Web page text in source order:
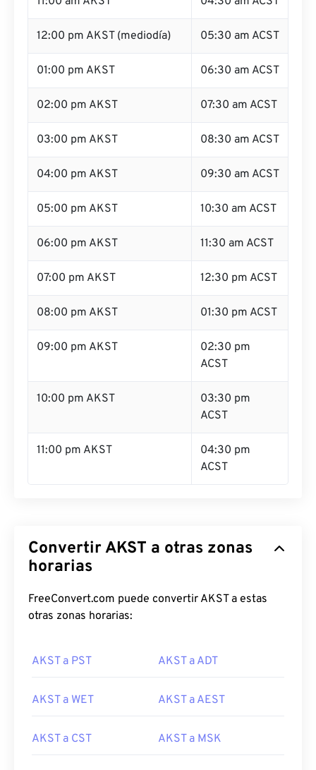
12:00 pm AKST (mediodía) 05:30 am ACST
01:00 pm AKST 06:30 am ACST
02:00 pm AKST 07:30 am ACST
03:00 pm AKST 08:30 am ACST
04:00 pm AKST 09:30 am ACST
05:00 pm AKST 10:30 am ACST
06:00 pm AKST 11:30 am ACST
07:00 pm AKST 12:30 pm ACST
08:00 pm AKST 01:30 pm ACST
09:00 pm AKST
02:30 pm
ACST
10:00 pm AKST
03:30 pm
ACST
11:00 pm AKST
04:30 pm
ACST
Convertir AKST a otras zonas
horarias
FreeConvert.com puede convertir AKST a estas
otras zonas horarias:
AKST a PST AKST a ADT
AKST a WET AKST a AEST
AKST a CST AKST a MSK